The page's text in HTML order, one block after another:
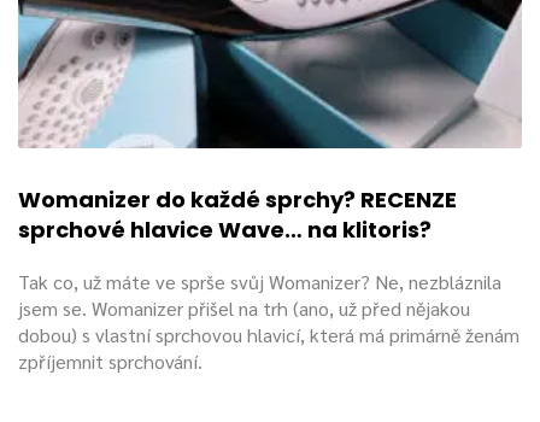
O výrobci
Značka epi24 pocházející z Německa je poměrně novinkou
na trhu. Svojí popularitu získala především minulý rok (v roce
Womanizer do každé sprchy? RECENZE
sprchové hlavice Wave… na klitoris?
Tak co, už máte ve sprše svůj Womanizer? Ne, nezbláznila
jsem se. Womanizer přišel na trh (ano, už před nějakou
dobou) s vlastní sprchovou hlavicí, která má primárně ženám
zpříjemnit sprchování.